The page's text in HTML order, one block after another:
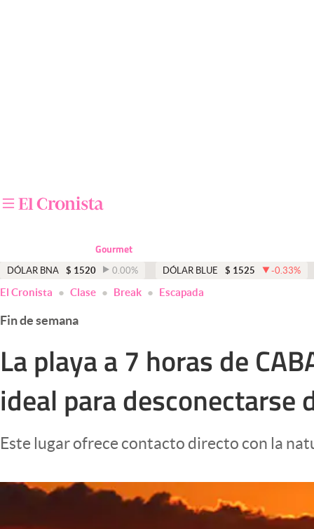
Otras secciones
Apertura
Infotechnology
Clima
Mundial 2026
El Cronista Studio
Mediakit
Gourmet
DÓLAR BNA $ 1520 0.00% DÓLAR BLUE $ 1525 -0.33%
El Cronista Clase Break Escapada
Fin de semana
La playa a 7 horas de
ideal para desconectarse
Este lugar ofrece contacto directo con la